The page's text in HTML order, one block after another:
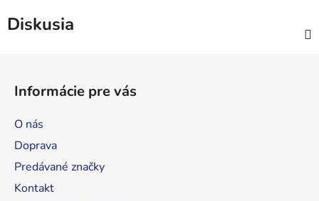
Diskusia
Informácie pre vás
O nás
Doprava
Predávané značky
Kontakt